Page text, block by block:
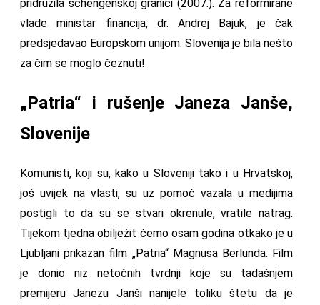
pridružila schengenskoj granici (2007.). Za reformirane
vlade ministar financija, dr. Andrej Bajuk, je čak
predsjedavao Europskom unijom. Slovenija je bila nešto
za čim se moglo čeznuti!
„Patria“ i rušenje Janeza Janše,
Slovenije
Komunisti, koji su, kako u Sloveniji tako i u Hrvatskoj,
još uvijek na vlasti, su uz pomoć vazala u medijima
postigli to da su se stvari okrenule, vratile natrag.
Tijekom tjedna obilježit ćemo osam godina otkako je u
Ljubljani prikazan film „Patria“ Magnusa Berlunda. Film
je donio niz netočnih tvrdnji koje su tadašnjem
premijeru Janezu Janši nanijele toliku štetu da je